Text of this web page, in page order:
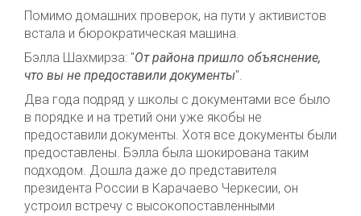
Помимо домашних проверок, на пути у активистов
встала и бюрократическая машина.
Бэлла Шахмирза: "От района пришло объяснение,
что вы не предоставили документы".
Два года подряд у школы с документами все было
в порядке и на третий они уже якобы не
предоставили документы. Хотя все документы были
предоставлены. Бэлла была шокирована таким
подходом. Дошла даже до представителя
президента России в Карачаево Черкесии, он
устроил встречу с высокопоставленными